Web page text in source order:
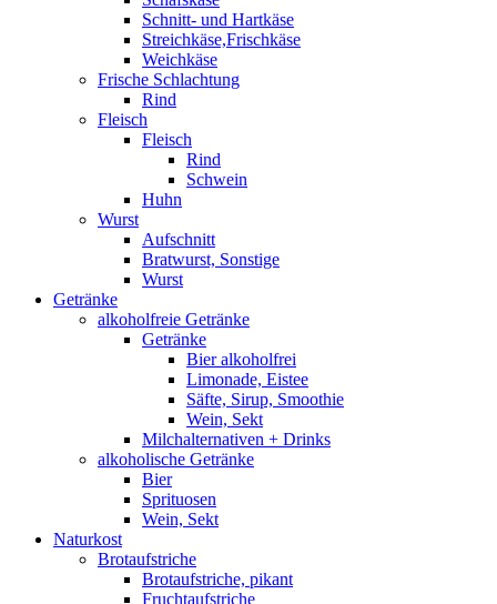
Schnitt- und Hartkäse
Streichkäse,Frischkäse
Weichkäse
Frische Schlachtung
Rind
Fleisch
Fleisch
Rind
Schwein
Huhn
Wurst
Aufschnitt
Bratwurst, Sonstige
Wurst
Getränke
alkoholfreie Getränke
Getränke
Bier alkoholfrei
Limonade, Eistee
Säfte, Sirup, Smoothie
Wein, Sekt
Milchalternativen + Drinks
alkoholische Getränke
Bier
Sprituosen
Wein, Sekt
Naturkost
Brotaufstriche
Brotaufstriche, pikant
Fruchtaufstriche